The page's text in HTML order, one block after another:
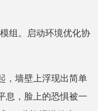
组。启动环境优化协
，墙壁上浮现出简单
息，脸上的恐惧被一